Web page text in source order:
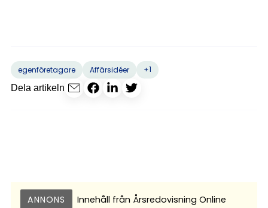
egenföretagare Affärsidéer
+1
Dela artikeln
ANNONS Innehåll från Årsredovisning Online